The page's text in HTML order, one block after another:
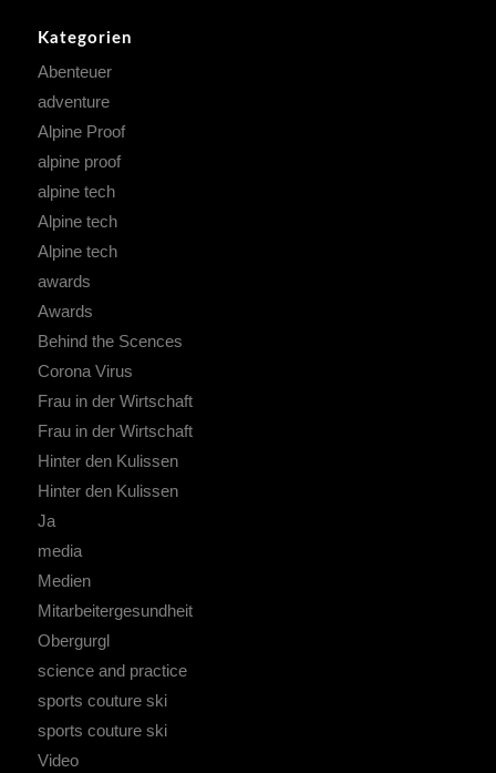
Kategorien
Abenteuer
adventure
Alpine Proof
alpine proof
alpine tech
Alpine tech
Alpine tech
awards
Awards
Behind the Scences
Corona Virus
Frau in der Wirtschaft
Frau in der Wirtschaft
Hinter den Kulissen
Hinter den Kulissen
Ja
media
Medien
Mitarbeitergesundheit
Obergurgl
science and practice
sports couture ski
sports couture ski
Video